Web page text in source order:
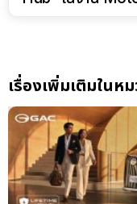
เรื่องเพิ่มเติมในห